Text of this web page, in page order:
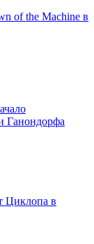
of the Machine в
Ганондорфа
Циклопа в